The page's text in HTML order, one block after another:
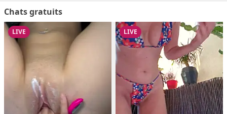
Chats gratuits